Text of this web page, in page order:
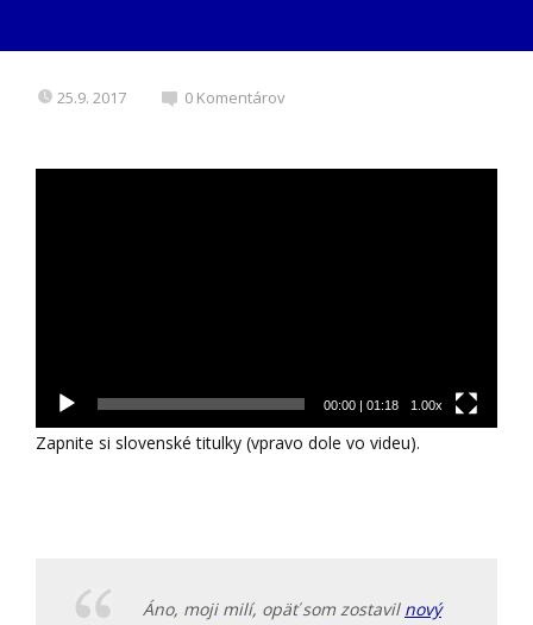
25.9. 2017 0 Komentárov
00:00 01:18 1.00x
Zapnite si slovenské titulky (vpravo dole vo videu).
Áno, moji milí, opäť som zostavil nový